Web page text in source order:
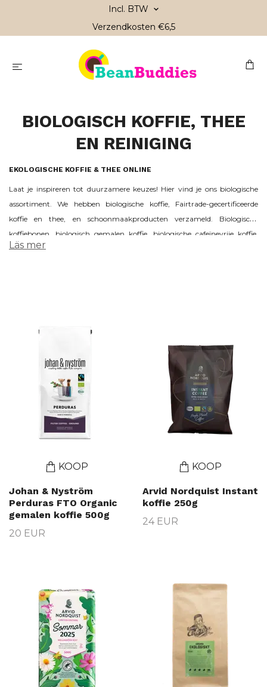
Incl. BTW
Verzendkosten €6,5
BIOLOGISCH KOFFIE, THEE
EN REINIGING
EKOLOGISCHE KOFFIE & THEE ONLINE
Laat je inspireren tot duurzamere keuzes! Hier vind je ons biologische
assortiment. We hebben biologische koffie, Fairtrade-gecertificeerde
koffie en thee, en schoonmaakproducten verzameld. Biologische
koffiebonen, biologisch gemalen koffie, biologische cafeïnevrije koffie,
biologische losse thee, biologische theezakjes en biologische
Läs mer
KOOP
Johan & Nyström
Perduras FTO Organic
gemalen koffie 500g
20 EUR
KOOP
Arvid Nordquist Instant
koffie 250g
24 EUR